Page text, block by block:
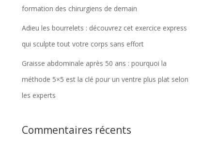
formation des chirurgiens de demain
Adieu les bourrelets : découvrez cet exercice express
qui sculpte tout votre corps sans effort
Graisse abdominale après 50 ans : pourquoi la
méthode 5×5 est la clé pour un ventre plus plat selon
les experts
Commentaires récents